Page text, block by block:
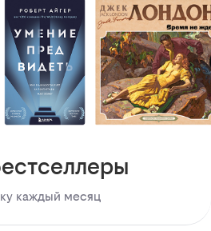
каждый месяц